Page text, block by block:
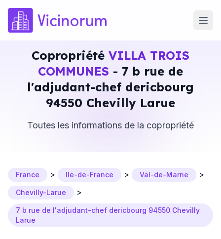
Copropriété VILLA TROIS
COMMUNES - 7 b rue de
l'adjudant-chef dericbourg
94550 Chevilly Larue
Toutes les informations de la copropriété
France > Ile-de-France > Val-de-Marne >
Chevilly-Larue >
7 b rue de l'adjudant-chef dericbourg 94550 Chevilly
Larue